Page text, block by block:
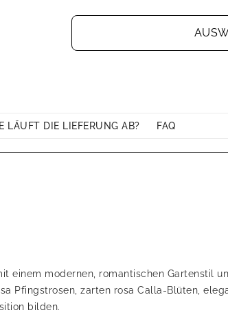
LÄUFT DIE LIEFERUNG AB? FAQ
einem modernen, romantischen Gartenstil
Pfingstrosen, zarten rosa Calla-Blüten,
bilden.